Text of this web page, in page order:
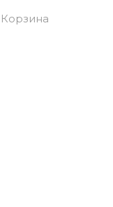
Корзина